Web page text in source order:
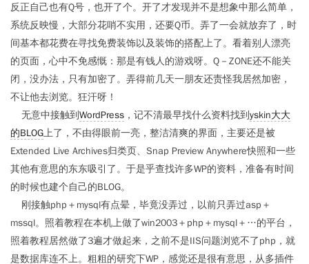
反正自己也有Q号，也开了个。开了才发现并不是想象中那么简单，
系统反映慢，大部分花哨不实用，还要Q币。弄了一会就放弃了，时
间基本都花费在寻找免费装饰以及装饰的搭配上了。看着别人漂亮
的页面，心中不免感慨：那是有钱人的游戏呀。Q－ZONE还不能关
闭，没办法，只有加密了。弄得前几天一朋友还责怪我居然加密，
不让他去浏览。狂汗呀！
无意中接触到WordPress ，记不清最早找什么资料找到yskin大大
的BLOG上了，不由得眼前一亮，整洁清爽的界面，主要还是被
Extended Live Archives归类页、Snap Preview Anywhere快照和一些
其他有意思的东东吸引了。于是乎查找许多WP的资料，准备有时间
的时候也建个自己的BLOG。
刚接触php＋mysql有点晕，毕竟没弄过，以前只弄过asp＋
mssql。照着教程在本机上做了win2003＋php＋mysql＋…的平台，
照着教程居然做了3遍才做起来，之前不是IIS问题浏览不了php，就
是数据库连不上。粗粗的研究下WP，感觉还是很有意思，从多插件